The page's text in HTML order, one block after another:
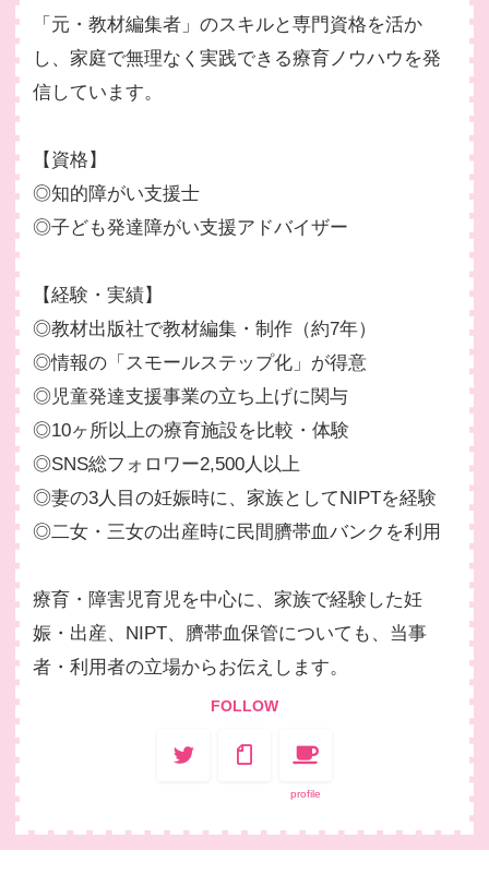
「元・教材編集者」のスキルと専門資格を活か
し、家庭で無理なく実践できる療育ノウハウを発
信しています。
【資格】
◎知的障がい支援士
◎子ども発達障がい支援アドバイザー
【経験・実績】
◎教材出版社で教材編集・制作（約7年）
◎情報の「スモールステップ化」が得意
◎児童発達支援事業の立ち上げに関与
◎10ヶ所以上の療育施設を比較・体験
◎SNS総フォロワー2,500人以上
◎妻の3人目の妊娠時に、家族としてNIPTを経験
◎二女・三女の出産時に民間臍帯血バンクを利用
療育・障害児育児を中心に、家族で経験した妊
娠・出産、NIPT、臍帯血保管についても、当事
者・利用者の立場からお伝えします。
FOLLOW
profile